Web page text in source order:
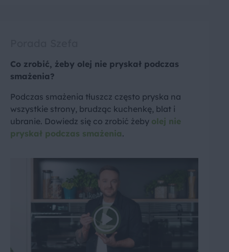
Co zrobić, żeby olej nie pryskał podczas
smażenia?
Podczas smażenia tłuszcz często pryska na
wszystkie strony, brudząc kuchenkę, blat i
ubranie. Dowiedz się co zrobić żeby olej nie
pryskał podczas smażenia.